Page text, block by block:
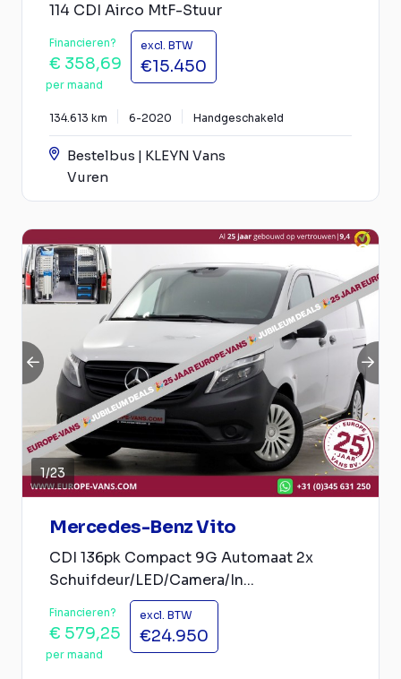
114 CDI Airco MtF-Stuur
Financieren?
€ 358,69
per maand
excl. BTW
€15.450
134.613 km 6-2020 Handgeschakeld
Bestelbus | KLEYN Vans
Vuren
1/23
Mercedes-Benz Vito
CDI 136pk Compact 9G Automaat 2x
Schuifdeur/LED/Camera/In...
Financieren?
€ 579,25
per maand
excl. BTW
€24.950